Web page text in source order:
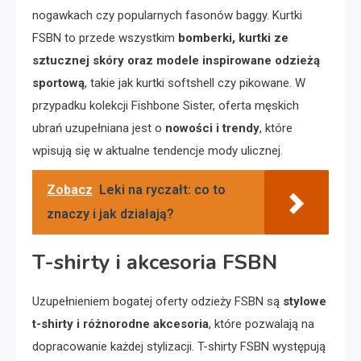
nogawkach czy popularnych fasonów baggy. Kurtki
FSBN to przede wszystkim bomberki, kurtki ze
sztucznej skóry oraz modele inspirowane odzieżą
sportową, takie jak kurtki softshell czy pikowane. W
przypadku kolekcji Fishbone Sister, oferta męskich
ubrań uzupełniana jest o nowości i trendy, które
wpisują się w aktualne tendencje mody ulicznej.
Zobacz
Leki na ryczałt: co to
znaczy i jak działają?
T-shirty i akcesoria FSBN
Uzupełnieniem bogatej oferty odzieży FSBN są stylowe
t-shirty i różnorodne akcesoria, które pozwalają na
dopracowanie każdej stylizacji. T-shirty FSBN występują